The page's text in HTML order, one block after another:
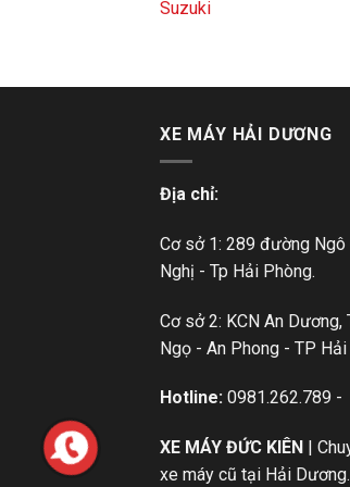
Suzuki
XE MÁY HẢI DƯƠNG
Địa chỉ:
Cơ sở 1: 289 đường Ngô
Nghị - Tp Hải Phòng.
Cơ sở 2: KCN An
Ngọ - An Phong - TP
Hotline: 0981.262.789 -
XE MÁY ĐỨC KIÊN
|
xe máy cũ tại Hải